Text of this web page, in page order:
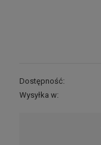
Dostępność:
Wysyłka w: